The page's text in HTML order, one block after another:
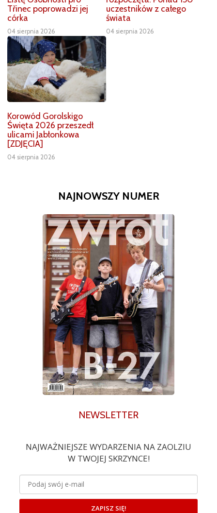
Třinec poprowadzi jej
córka
04 sierpnia 2026
uczestników z całego
świata
04 sierpnia 2026
Korowód Gorolskigo
Święta 2026 przeszedł
ulicami Jabłonkowa
[ZDJĘCIA]
04 sierpnia 2026
NAJNOWSZY NUMER
NEWSLETTER
NAJWAŻNIEJSZE WYDARZENIA NA ZAOLZIU
W TWOJEJ SKRZYNCE!
ZAPISZ SIĘ!